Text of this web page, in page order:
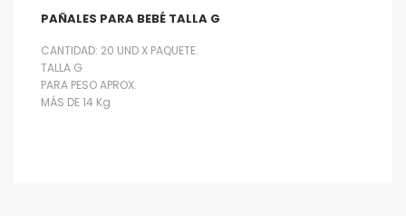
PAÑALES PARA BEBÉ TALLA G
CANTIDAD: 20 UND X PAQUETE.
TALLA G
PARA PESO APROX.
MÁS DE 14 Kg